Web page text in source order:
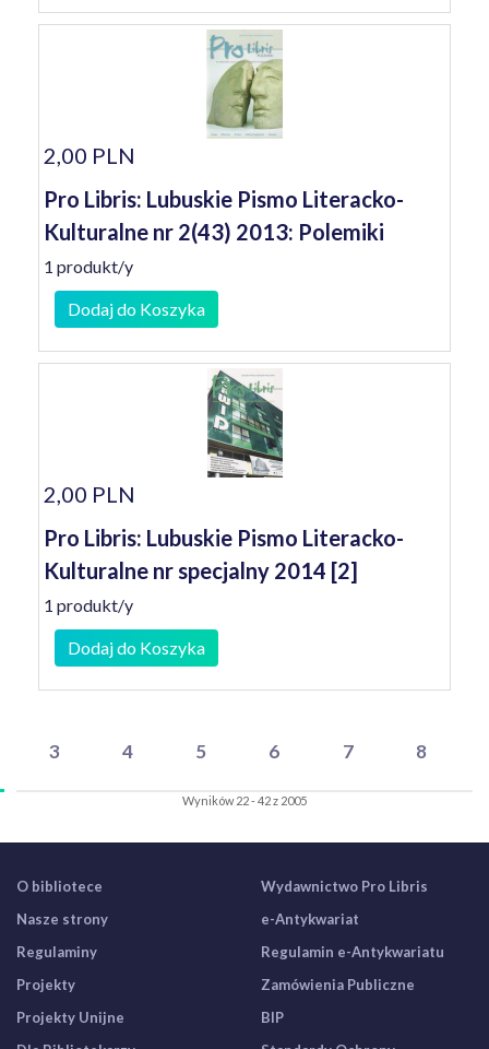
2,00 PLN
Pro Libris: Lubuskie Pismo Literacko-
Kulturalne nr 2(43) 2013: Polemiki
1 produkt/y
Dodaj do Koszyka
2,00 PLN
Pro Libris: Lubuskie Pismo Literacko-
Kulturalne nr specjalny 2014 [2]
1 produkt/y
Dodaj do Koszyka
3 4 5 6 7 8
Wyników 22 - 42 z 2005
O bibliotece
Nasze strony
Regulaminy
Projekty
Projekty Unijne
Wydawnictwo Pro Libris
e-Antykwariat
Regulamin e-Antykwariatu
Zamówienia Publiczne
BIP